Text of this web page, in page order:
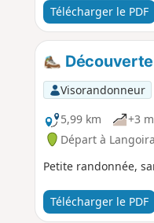
s'offriront à vous.
Télécharger le PDF
Visorandonneur
5,99 km
+3 m
Départ à
Petite randonnée,
Télécharger le PDF